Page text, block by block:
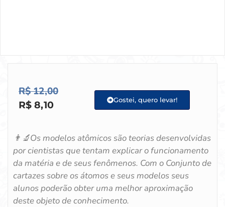
R$12,00
R$ 8,10 Gostei, quero levar!
👨‍🔬Os modelos atômicos são teorias desenvolvidas
por cientistas que tentam explicar o funcionamento
da matéria e de seus fenômenos. Com o Conjunto de
cartazes sobre os átomos e seus modelos seus
alunos poderão obter uma melhor aproximação
deste objeto de conhecimento.